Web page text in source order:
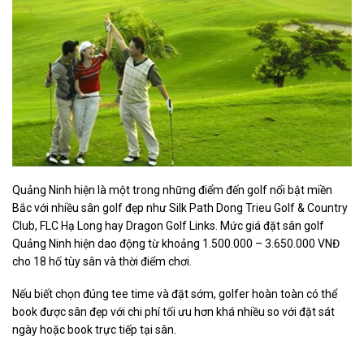
Quảng Ninh hiện là một trong những điểm đến golf nổi bật miền
Bắc với nhiều sân golf đẹp như Silk Path Dong Trieu Golf & Country
Club, FLC Hạ Long hay Dragon Golf Links. Mức giá đặt sân golf
Quảng Ninh hiện dao động từ khoảng 1.500.000 – 3.650.000 VNĐ
cho 18 hố tùy sân và thời điểm chơi.
Nếu biết chọn đúng tee time và đặt sớm, golfer hoàn toàn có thể
book được sân đẹp với chi phí tối ưu hơn khá nhiều so với đặt sát
ngày hoặc book trực tiếp tại sân.